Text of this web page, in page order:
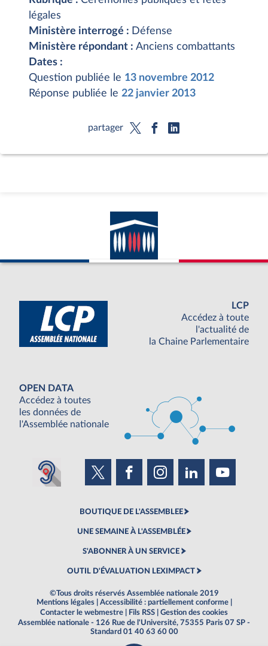
légales
Ministère interrogé : Défense
Ministère répondant : Anciens combattants
Dates :
Question publiée le 13 novembre 2012
Réponse publiée le 22 janvier 2013
partager
LCP
Accédez à toute
l'actualité de
la Chaine Parlementaire
OPEN DATA
Accédez à toutes
les données de
l'Assemblée nationale
BOUTIQUE DE L'ASSEMBLEE
UNE SEMAINE À L'ASSEMBLÉE
S'ABONNER À UN SERVICE
OUTIL D'ÉVALUATION LEXIMPACT
©Tous droits réservés Assemblée nationale 2019
Mentions légales
Accessibilité : partiellement conforme
Contacter le webmestre
Fils RSS
Gestion des cookies
Assemblée nationale - 126 Rue de l'Université, 75355 Paris 07 SP -
Standard 01 40 63 60 00